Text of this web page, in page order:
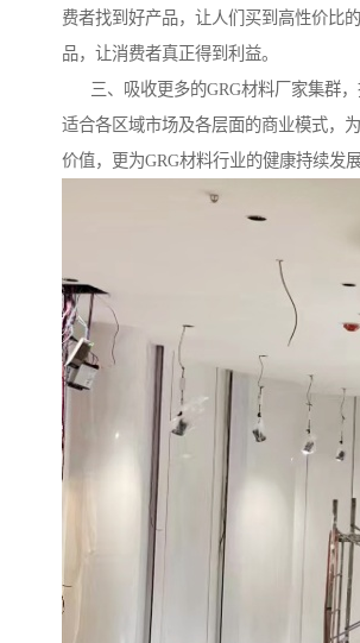
费者找到好产品，让人们买到高性价比
品，让消费者真正得到利益。
三、吸收更多的GRG材料厂家集群，
适合各区域市场及各层面的商业模式，
价值，更为GRG材料行业的健康持续发展